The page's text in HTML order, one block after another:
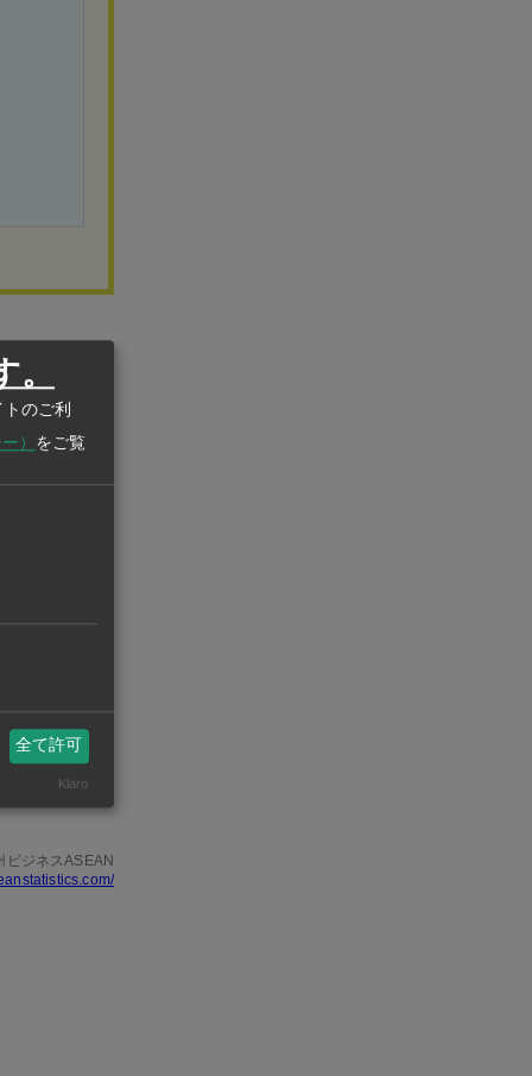
年3月期
ムとカン
は「R&D
付けてお
や、高付加
よる高付加
3月期は
ビジネスASEAN
のご利
） をご覧
全て許可
Klaro